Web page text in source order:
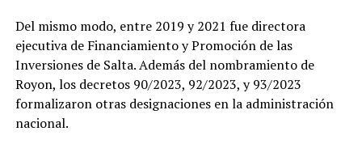
Del mismo modo, entre 2019 y 2021 fue directora
ejecutiva de Financiamiento y Promoción de las
Inversiones de Salta. Además del nombramiento de
Royon, los decretos 90/2023, 92/2023, y 93/2023
formalizaron otras designaciones en la administración
nacional.